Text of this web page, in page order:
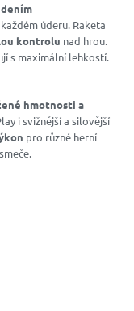
úderu. Raketa
kontrolu nad hrou.
s maximální lehkostí.
hmotnosti a
i svižnější a silovější
pro různé herní